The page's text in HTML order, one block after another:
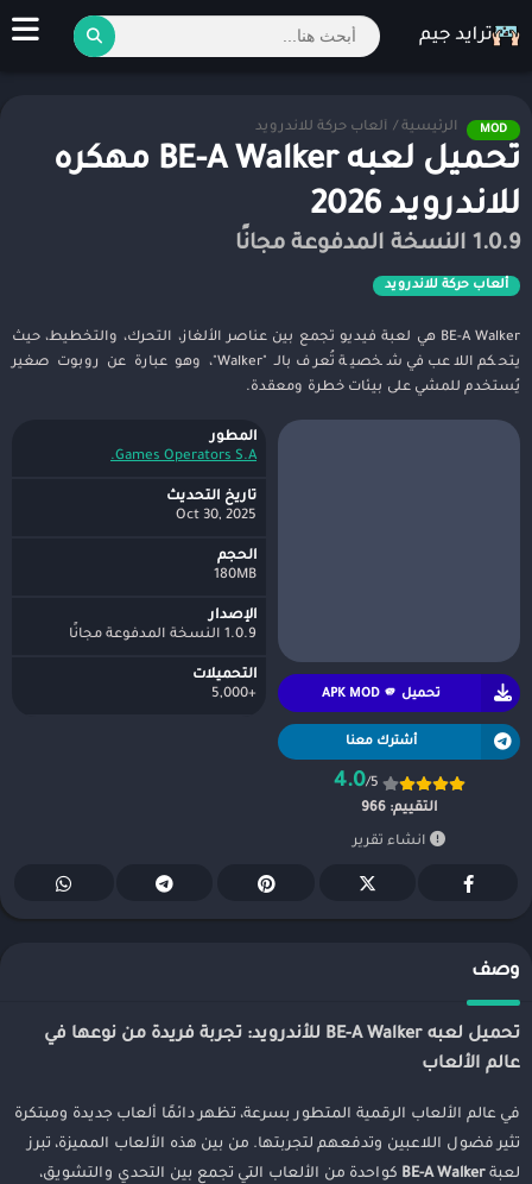
MOD الرئيسية / ألعاب حركة للاندرويد
تحميل لعبه BE-A Walker مهكره
للاندرويد 2026
1.0.9 النسخة المدفوعة مجانًا
ألعاب حركة للاندرويد
BE-A Walker هي لعبة فيديو تجمع بين عناصر الألغاز، التحرك، والتخطيط، حيث
يتحكم اللاعب في شخصية تُعرف بالـ "Walker"، وهو عبارة عن روبوت صغير
يُستخدم للمشي على بيئات خطرة ومعقدة.
تحميل APK MOD 🫵
أشترك معنا
4.0/5
التقييم: 966
انشاء تقرير
المطور
Games Operators S.A.
تاريخ التحديث
Oct 30, 2025
الحجم
180MB
الإصدار
1.0.9 النسخة المدفوعة مجانًا
التحميلات
+5,000
وصف
تحميل لعبه BE-A Walker للأندرويد: تجربة فريدة من نوعها في
عالم الألعاب
في عالم الألعاب الرقمية المتطور بسرعة، تظهر دائمًا ألعاب جديدة ومبتكرة
تثير فضول اللاعبين وتدفعهم لتجربتها. من بين هذه الألعاب المميزة، تبرز
لعبة BE-A Walker كواحدة من الألعاب التي تجمع بين التحدي والتشويق،